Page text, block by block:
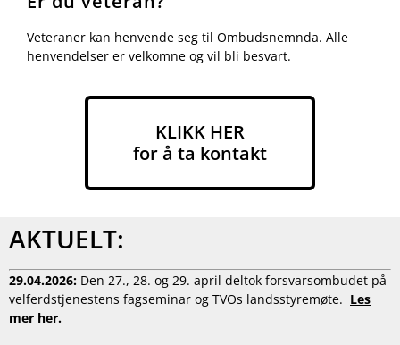
Veteraner kan henvende seg til Ombudsnemnda. Alle
henvendelser er velkomne og vil bli besvart.
KLIKK HER
for å ta kontakt
AKTUELT:
29.04.2026: Den 27., 28. og 29. april deltok forsvarsombudet på
velferdstjenestens fagseminar og TVOs landsstyremøte. Les
mer her.